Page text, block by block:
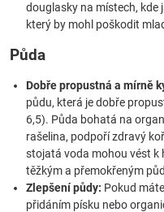
douglasky na místech, kde
který by mohl poškodit
Půda
Dobře propustná a mírně
půdu, která je dobře
6,5). Půda bohatá na
rašelina, podpoří zdravý
stojatá voda mohou vést k
těžkým a přemokřeným
Zlepšení půdy: Pokud
přidáním písku nebo